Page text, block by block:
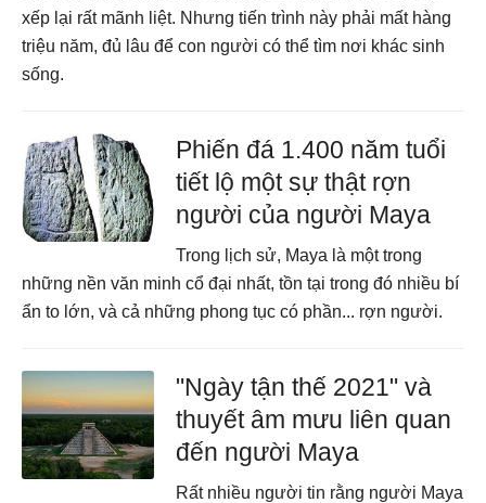
xếp lại rất mãnh liệt. Nhưng tiến trình này phải mất hàng
triệu năm, đủ lâu để con người có thể tìm nơi khác sinh
sống.
Phiến đá 1.400 năm tuổi
tiết lộ một sự thật rợn
người của người Maya
Trong lịch sử, Maya là một trong
những nền văn minh cổ đại nhất, tồn tại trong đó nhiều bí
ẩn to lớn, và cả những phong tục có phần... rợn người.
"Ngày tận thế 2021" và
thuyết âm mưu liên quan
đến người Maya
Rất nhiều người tin rằng người Maya